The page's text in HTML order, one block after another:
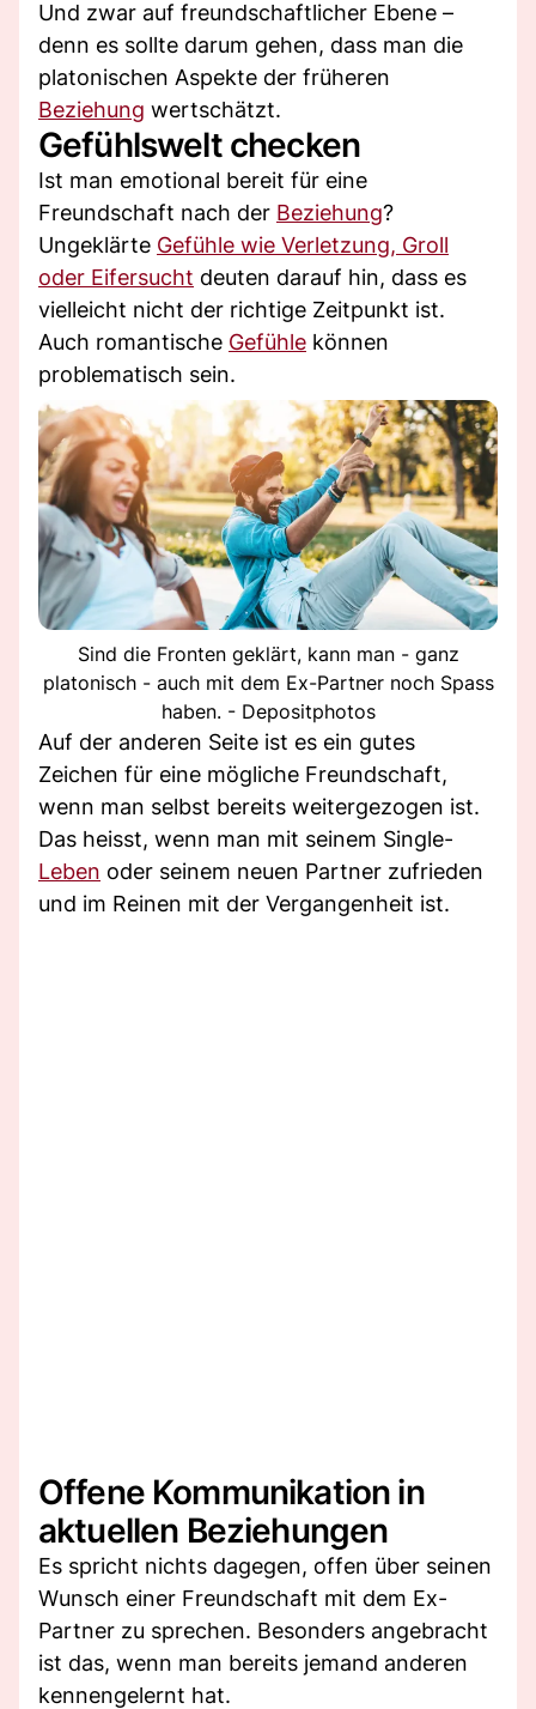
Und zwar auf freundschaftlicher Ebene –
denn es sollte darum gehen, dass man die
platonischen Aspekte der früheren
Beziehung wertschätzt.
Gefühlswelt checken
Ist man emotional bereit für eine
Freundschaft nach der Beziehung?
Ungeklärte Gefühle wie Verletzung, Groll
oder Eifersucht deuten darauf hin, dass es
vielleicht nicht der richtige Zeitpunkt ist.
Auch romantische Gefühle können
problematisch sein.
Sind die Fronten geklärt, kann man - ganz
platonisch - auch mit dem Ex-Partner noch Spass
haben. - Depositphotos
Auf der anderen Seite ist es ein gutes
Zeichen für eine mögliche Freundschaft,
wenn man selbst bereits weitergezogen ist.
Das heisst, wenn man mit seinem Single-
Leben oder seinem neuen Partner zufrieden
und im Reinen mit der Vergangenheit ist.
Offene Kommunikation in
aktuellen Beziehungen
Es spricht nichts dagegen, offen über seinen
Wunsch einer Freundschaft mit dem Ex-
Partner zu sprechen. Besonders angebracht
ist das, wenn man bereits jemand anderen
kennengelernt hat.